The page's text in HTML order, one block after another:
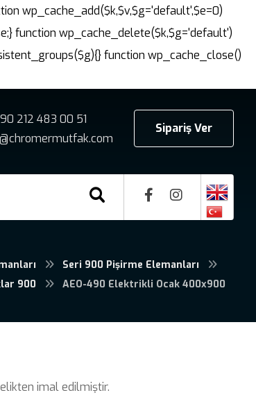
wp_cache_add($k,$v,$g='default',$e=0)
function wp_cache_delete($k,$g='default')
function wp_cache_close()
Sipariş Ver
212 483 00 51
Seri 900 Pişirme Elemanları
900
AEO-490 Elektrikli Ocak 400x900
imal edilmiştir.